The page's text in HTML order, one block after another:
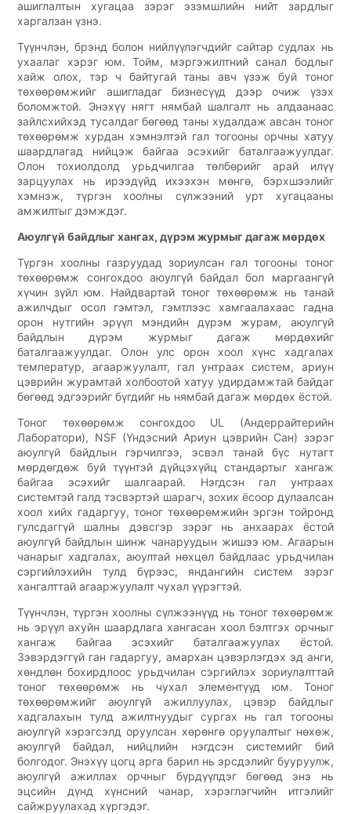
ашиглалтын хугацаа зэрэг эзэмшлийн нийт зардлыг
харгалзан үзнэ.
Түүнчлэн, брэнд болон нийлүүлэгчдийг сайтар судлах нь
ухаалаг хэрэг юм. Тойм, мэргэжилтний санал бодлыг
хайж олох, тэр ч байтугай таны авч үзэж буй тоног
төхөөрөмжийг ашигладаг бизнесүүд дээр очиж үзэх
боломжтой. Энэхүү нягт нямбай шалгалт нь алдаанаас
зайлсхийхэд тусалдаг бөгөөд таны худалдаж авсан тоног
төхөөрөмж хурдан хэмнэлтэй гал тогооны орчны хатуу
шаардлагад нийцэж байгаа эсэхийг баталгаажуулдаг.
Олон тохиолдолд урьдчилгаа төлбөрийг арай илүү
зарцуулах нь ирээдүйд ихээхэн мөнгө, бэрхшээлийг
хэмнэж, түргэн хоолны сүлжээний урт хугацааны
амжилтыг дэмждэг.
Аюулгүй байдлыг хангах, дүрэм журмыг дагаж мөрдөх
Түргэн хоолны газруудад зориулсан гал тогооны тоног
төхөөрөмж сонгохдоо аюулгүй байдал бол маргаангүй
хүчин зүйл юм. Найдвартай тоног төхөөрөмж нь танай
ажилчдыг осол гэмтэл, гэмтлээс хамгаалахаас гадна
орон нутгийн эрүүл мэндийн дүрэм журам, аюулгүй
байдлын дүрэм журмыг дагаж мөрдөхийг
баталгаажуулдаг. Олон улс орон хоол хүнс хадгалах
температур, агааржуулалт, гал унтраах систем, ариун
цэврийн журамтай холбоотой хатуу удирдамжтай байдаг
бөгөөд эдгээрийг бүгдийг нь нямбай дагаж мөрдөх ёстой.
Тоног төхөөрөмж сонгохдоо UL (Андеррайтерийн
Лаборатори), NSF (Үндэсний Ариун цэврийн Сан) зэрэг
аюулгүй байдлын гэрчилгээ, эсвэл танай бүс нутагт
мөрдөгдөж буй түүнтэй дүйцэхүйц стандартыг хангаж
байгаа эсэхийг шалгаарай. Нэгдсэн гал унтраах
системтэй галд тэсвэртэй шарагч, зохих ёсоор дулаалсан
хоол хийх гадаргуу, тоног төхөөрөмжийн эргэн тойронд
гулсдаггүй шалны дэвсгэр зэрэг нь анхаарах ёстой
аюулгүй байдлын шинж чанаруудын жишээ юм. Агаарын
чанарыг хадгалах, аюултай нөхцөл байдлаас урьдчилан
сэргийлэхийн тулд бүрээс, яндангийн систем зэрэг
хангалттай агааржуулалт чухал үүрэгтэй.
Түүнчлэн, түргэн хоолны сүлжээнүүд нь тоног төхөөрөмж
нь эрүүл ахуйн шаардлага хангасан хоол бэлтгэх орчныг
хангаж байгаа эсэхийг баталгаажуулах ёстой.
Зэвэрдэггүй ган гадаргуу, амархан цэвэрлэгдэх эд анги,
хөндлөн бохирдлоос урьдчилан сэргийлэх зориулалттай
тоног төхөөрөмж нь чухал элементүүд юм. Тоног
төхөөрөмжийг аюулгүй ажиллуулах, цэвэр байдлыг
хадгалахын тулд ажилтнуудыг сургах нь гал тогооны
аюулгүй хэрэгсэлд оруулсан хөрөнгө оруулалтыг нөхөж,
аюулгүй байдал, нийцлийн нэгдсэн системийг бий
болгодог. Энэхүү цогц арга барил нь эрсдэлийг бууруулж,
аюулгүй ажиллах орчныг бүрдүүлдэг бөгөөд энэ нь
эцсийн дүнд хүнсний чанар, хэрэглэгчийн итгэлийг
сайжруулахад хүргэдэг.